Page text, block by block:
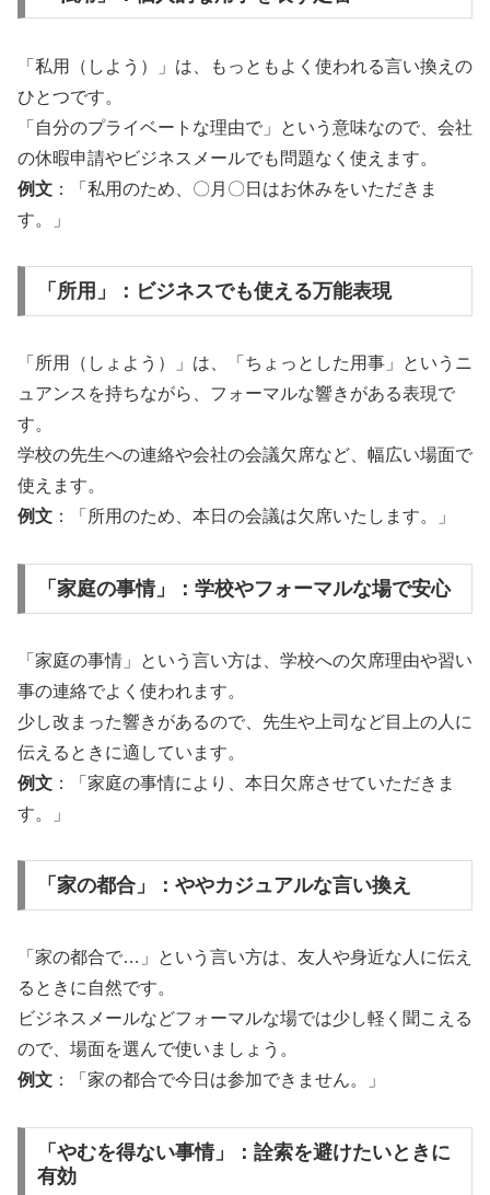
「私用（しよう）」は、もっともよく使われる言い換えの
ひとつです。
「自分のプライベートな理由で」という意味なので、会社
の休暇申請やビジネスメールでも問題なく使えます。
例文 ：「私用のため、〇月〇日はお休みをいただきま
す。」
「所用」：ビジネスでも使える万能表現
「所用（しょよう）」は、「ちょっとした用事」というニ
ュアンスを持ちながら、フォーマルな響きがある表現で
す。
学校の先生への連絡や会社の会議欠席など、幅広い場面で
使えます。
例文 ：「所用のため、本日の会議は欠席いたします。」
「家庭の事情」：学校やフォーマルな場で安心
「家庭の事情」という言い方は、学校への欠席理由や習い
事の連絡でよく使われます。
少し改まった響きがあるので、先生や上司など目上の人に
伝えるときに適しています。
例文 ：「家庭の事情により、本日欠席させていただきま
す。」
「家の都合」：ややカジュアルな言い換え
「家の都合で…」という言い方は、友人や身近な人に伝え
るときに自然です。
ビジネスメールなどフォーマルな場では少し軽く聞こえる
ので、場面を選んで使いましょう。
例文 ：「家の都合で今日は参加できません。」
「やむを得ない事情」：詮索を避けたいときに
有効